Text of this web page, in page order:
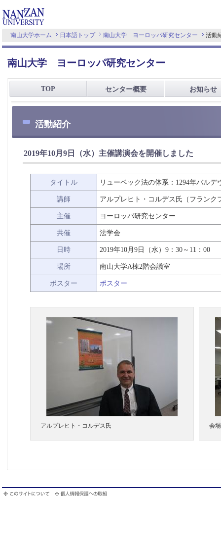
南山大学ホーム 日本語トップ 南山大学 ヨーロッパ研究センター 活動
南山大学 ヨーロッパ研究センター
TOP センター概要 お知らせ
活動紹介
2019年10月9日（水）主催講演会を開催しました
タイトル リューベック法の体系：1294年バルデ
講師 アルプレヒト・コルデス氏（フランク
主催 ヨーロッパ研究センター
共催 法学会
日時 2019年10月9日（水）9：30～11：00
場所 南山大学A棟2階会議室
ポスター ポスター
アルプレヒト・コルデス氏 会